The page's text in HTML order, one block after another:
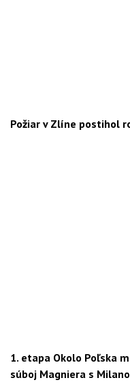
Požiar v Zlíne postihol
1. etapa Okolo Poľska
súboj Magniera s